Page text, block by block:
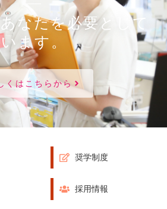
なたを必要として
います。
くはこちらから
奨学制度
採用情報